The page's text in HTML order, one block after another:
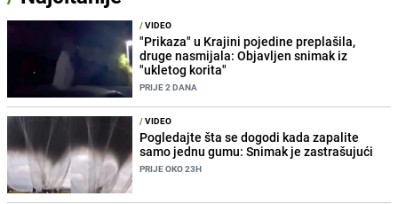
/VIDEO
"Prikaza" u Krajini pojedine preplašila,
druge nasmijala: Objavljen snimak iz
"ukletog korita"
PRIJE 2 DANA
/VIDEO
Pogledajte šta se dogodi kada zapalite
samo jednu gumu: Snimak je zastrašujući
PRIJE OKO 23H